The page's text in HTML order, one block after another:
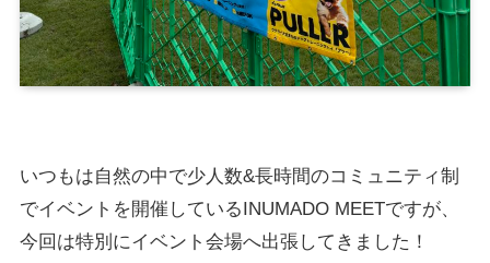
いつもは自然の中で少人数&長時間のコミュニティ制
でイベントを開催しているINUMADO MEETですが、
今回は特別にイベント会場へ出張してきました！